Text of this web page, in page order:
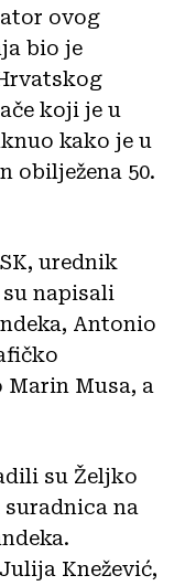
ovog
bio je
koji je u
kako je u
obilježena 50.
urednik
napisali
Antonio
Musa, a
su Željko
na
Knežević,